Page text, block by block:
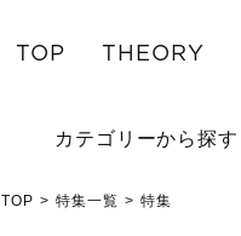
TOP THEORY
カテゴリーから探す
TOP 特集一覧 特集